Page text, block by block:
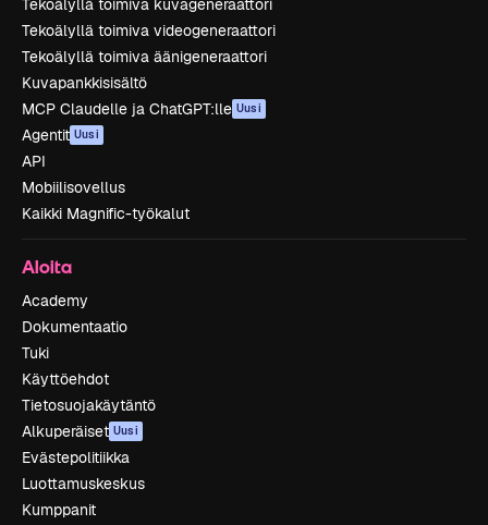
Tekoälyllä toimiva kuvageneraattori
Tekoälyllä toimiva videogeneraattori
Tekoälyllä toimiva äänigeneraattori
Kuvapankkisisältö
MCP Claudelle ja ChatGPT:lle Uusi
Agentit Uusi
API
Mobiilisovellus
Kaikki Magnific-työkalut
Aloita
Academy
Dokumentaatio
Tuki
Käyttöehdot
Tietosuojakäytäntö
Alkuperäiset Uusi
Evästepolitiikka
Luottamuskeskus
Kumppanit